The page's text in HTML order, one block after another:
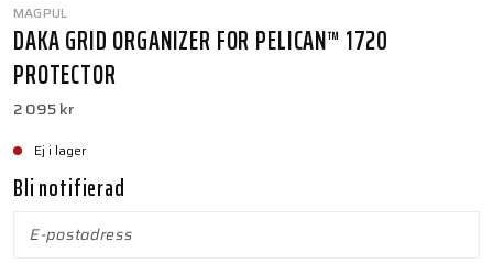
MAGPUL
DAKA GRID ORGANIZER FOR PELICAN™ 1720
PROTECTOR
2 095 kr
Ej i lager
Bli notifierad